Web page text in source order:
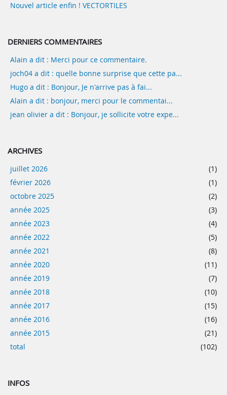
Nouvel article enfin ! VECTORTILES
DERNIERS COMMENTAIRES
Alain a dit : Merci pour ce commentaire.
joch04 a dit : quelle bonne surprise que cette pa...
Hugo a dit : Bonjour, Je n'arrive pas à fai...
Alain a dit : bonjour, merci pour le commentai...
jean olivier a dit : Bonjour, je sollicite votre expe...
ARCHIVES
juillet 2026
(1)
février 2026
(1)
octobre 2025
(2)
année 2025
(3)
année 2023
(4)
année 2022
(5)
année 2021
(8)
année 2020
(11)
année 2019
(7)
année 2018
(10)
année 2017
(15)
année 2016
(16)
année 2015
(21)
total
(102)
INFOS